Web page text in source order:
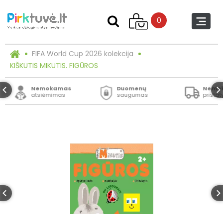
0
FIFA World Cup 2026 kolekcija
KIŠKUTIS MIKUTIS. FIGŪROS
Nemokamas
atsiėmimas
Duomenų
saugumas